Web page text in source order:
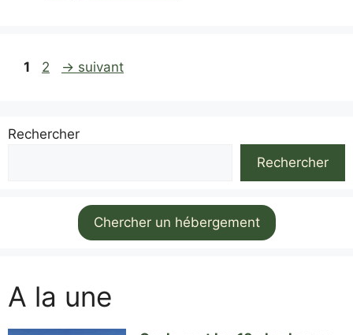
Page
1 Page
2 → suivant
Rechercher
Rechercher
Chercher un hébergement
A la une